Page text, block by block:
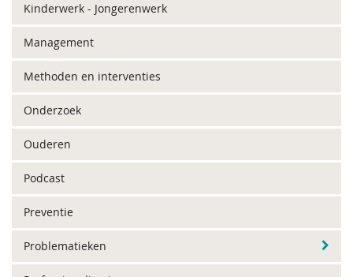
Kinderwerk - Jongerenwerk
Management
Methoden en interventies
Onderzoek
Ouderen
Podcast
Preventie
Problematieken